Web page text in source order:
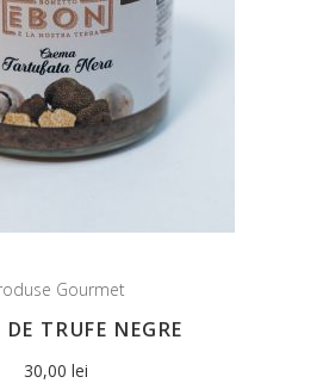
Gourmet
DE TRUFE NEGRE
30,00 lei